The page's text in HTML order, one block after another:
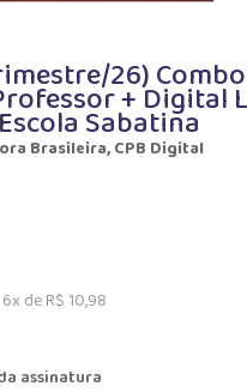
26)
+ Digital
Sabatina
Brasileira, CPB Digital
de R$ 10,98
assinatura